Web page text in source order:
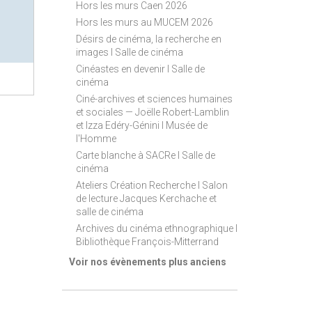
Hors les murs Caen 2026
Hors les murs au MUCEM 2026
Désirs de cinéma, la recherche en
images I Salle de cinéma
Cinéastes en devenir I Salle de
cinéma
Ciné-archives et sciences humaines
et sociales — Joëlle Robert-Lamblin
et Izza Edéry-Génini I Musée de
l'Homme
Carte blanche à SACRe I Salle de
cinéma
Ateliers Création Recherche I Salon
de lecture Jacques Kerchache et
salle de cinéma
Archives du cinéma ethnographique I
Bibliothèque François-Mitterrand
Voir nos évènements plus anciens